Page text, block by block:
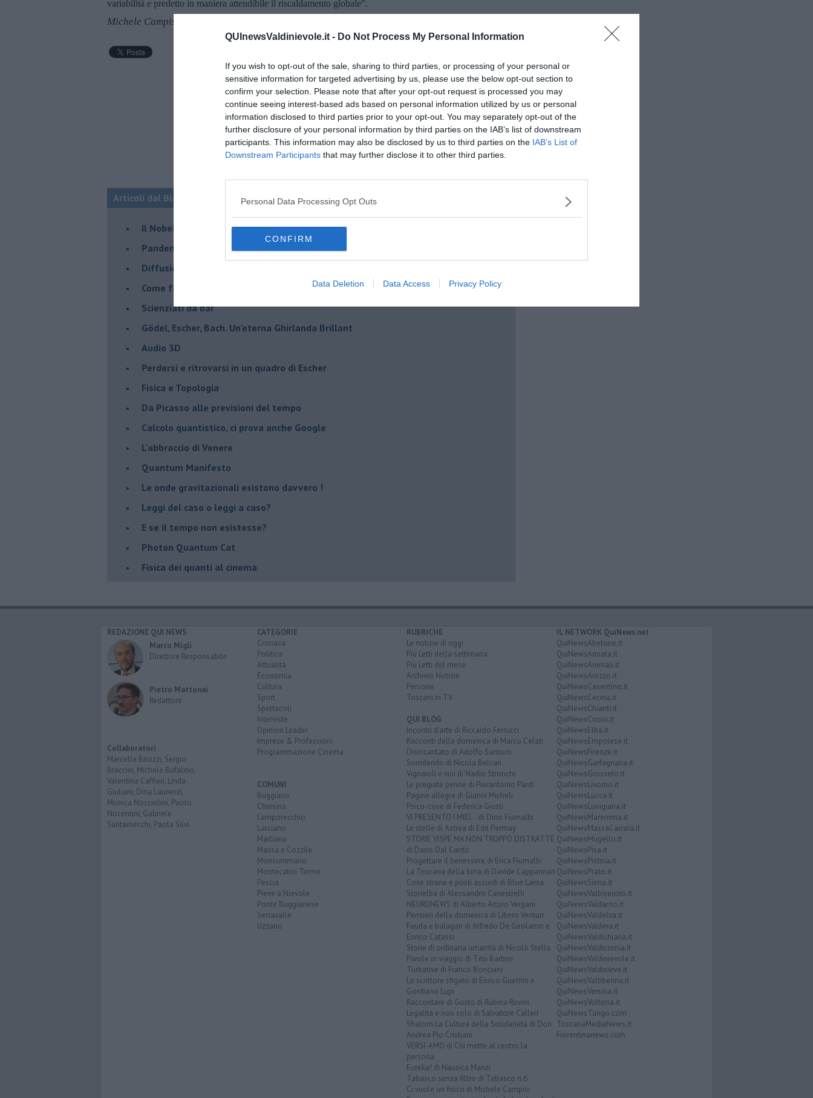
QUInewsValdinievole.it - Do Not Process My Personal Information
If you wish to opt-out of the sale, sharing to third parties, or processing of your personal or
sensitive information for targeted advertising by us, please use the below opt-out section to
confirm your selection. Please note that after your opt-out request is processed you may
continue seeing interest-based ads based on personal information utilized by us or personal
information disclosed to third parties prior to your opt-out. You may separately opt-out of the
further disclosure of your personal information by third parties on the IAB’s list of downstream
participants. This information may also be disclosed by us to third parties on the IAB’s List of
Downstream Participants that may further disclose it to other third parties.
Personal Data Processing Opt Outs
CONFIRM
Data Deletion Data Access Privacy Policy
variabilità e predetto in maniera attendibile il riscaldamento globale”.
Michele Campisi
Articoli dal Blog “Ci vuole un fisico” di Michele Campisi
Il Nobel a Parisi e la fisica dei sistemi complessi
Pandemia, teoria e pratica dell’informazione
​Diffusione del Covid-19: cosa conta davvero
Come fotografare un buco nero
Scienziati da bar
Gödel, Escher, Bach. Un'eterna Ghirlanda Brillant
Audio 3D
Perdersi e ritrovarsi in un quadro di Escher
​Fisica e Topologia
Da Picasso alle previsioni del tempo
​Calcolo quantistico, ci prova anche Google
​L'abbraccio di Venere
​Quantum Manifesto
Le onde gravitazionali esistono davvero !
Leggi del caso o leggi a caso?
E se il tempo non esistesse?
Photon Quantum Cat
Fisica dei quanti al cinema
REDAZIONE QUI NEWS
Marco Migli
Direttore Responsabile
Pietro Mattonai
Redattore
Collaboratori
Marcella Bitozzi, Sergio
Braccini, Michele Bufalino,
Valentina Caffieri, Linda
Giuliani, Dina Laurenzi,
Monica Nocciolini, Paolo
Nocentini, Gabriele
Santarnecchi, Paola Silvi.
CATEGORIE
Cronaca
Politica
Attualità
Economia
Cultura
Sport
Spettacoli
Interviste
Opinion Leader
Imprese & Professioni
Programmazione Cinema
COMUNI
Buggiano
Chiesina
Lamporecchio
Larciano
Marliana
Massa e Cozzile
Monsummano
Montecatini Terme
Pescia
Pieve a Nievole
Ponte Buggianese
Serravalle
Uzzano
RUBRICHE
Le notizie di oggi
Più Letti della settimana
Più Letti del mese
Archivio Notizie
Persone
Toscani in TV
QUI BLOG
Incontri d'arte di Riccardo Ferrucci
Racconti della domenica di Marco Celati
Disincantato di Adolfo Santoro
Sorridendo di Nicola Belcari
Vignaioli e vini di Nadio Stronchi
Le pregiate penne di Pierantonio Pardi
Pagine allegre di Gianni Micheli
Psico-cose di Federica Giusti
VI PRESENTO I MIEI... di Dino Fiumalbi
Le stelle di Astrea di Edit Permay
STORIE VISPE MA NON TROPPO DISTRATTE
di Dario Dal Canto
Progettare il benessere di Erica Fiumalbi
La Toscana della birra di Davide Cappannari
Cose strane e posti assurdi di Blue Lama
Storielba di Alessandro Canestrelli
NEURONEWS di Alberto Arturo Vergani
Pensieri della domenica di Libero Venturi
Fauda e balagan di Alfredo De Girolamo e
Enrico Catassi
Storie di ordinaria umanità di Nicolò Stella
Parole in viaggio di Tito Barbini
Turbative di Franco Bonciani
Lo scrittore sfigato di Enrico Guerrini e
Gordiano Lupi
Raccontare di Gusto di Rubina Rovini
Legalità e non solo di Salvatore Calleri
Shalom La Cultura della Solidarietà di Don
Andrea Pio Cristiani
VERSI-AMO di Chi mette al centro la
persona
Eureka! di Nausica Manzi
Tabasco senza filtro di Tabasco n.6
Ci vuole un fisico di Michele Campisi
IL NETWORK QuiNews.net
QuiNewsAbetone.it
QuiNewsAmiata.it
QuiNewsAnimali.it
QuiNewsArezzo.it
QuiNewsCasentino.it
QuiNewsCecina.it
QuiNewsChianti.it
QuiNewsCuoio.it
QuiNewsElba.it
QuiNewsEmpolese.it
QuiNewsFirenze.it
QuiNewsGarfagnana.it
QuiNewsGrosseto.it
QuiNewsLivorno.it
QuiNewsLucca.it
QuiNewsLunigiana.it
QuiNewsMaremma.it
QuiNewsMassaCarrara.it
QuiNewsMugello.it
QuiNewsPisa.it
QuiNewsPistoia.it
QuiNewsPrato.it
QuiNewsSiena.it
QuiNewsValbisenzio.it
QuiNewsValdarno.it
QuiNewsValdelsa.it
QuiNewsValdera.it
QuiNewsValdichiana.it
QuiNewsValdicornia.it
QuiNewsValdinievole.it
QuiNewsValdisieve.it
QuiNewsValtiberina.it
QuiNewsVersilia.it
QuiNewsVolterra.it
QuiNewsTango.com
ToscanaMediaNews.it
Fiorentinanews.com